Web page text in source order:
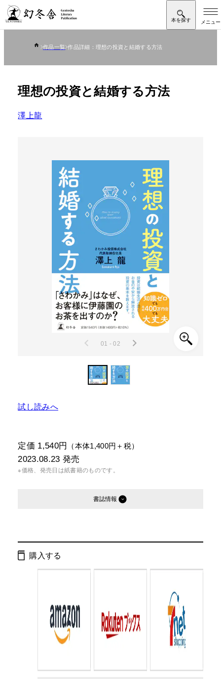
作品一覧 作品詳細：理想の投資と結婚する方法
理想の投資と結婚する方法
澤上龍
01 - 02
試し読みへ
定価 1,540円 （本体1,400円＋税）
2023.08.23 発売
※価格、発売日は紙書籍のものです。
書誌情報
ISBN： 9784344041547
判型：
購入する